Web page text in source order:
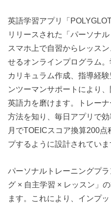
英語学習アプリ「
リリースされた「パーソナ
スマホ上で自習からレッス
せるオンラインプログラム
カリキュラム作成、指導経
ンツーマンサポートにより
英語力を磨けます。トレー
方法を知り、毎日アプリで
月でTOEICスコア換算200
プするように設計されていま
パーソナルトレーニングプ
グ × 自主学習 × レッスン」
ます。これにより、インプ